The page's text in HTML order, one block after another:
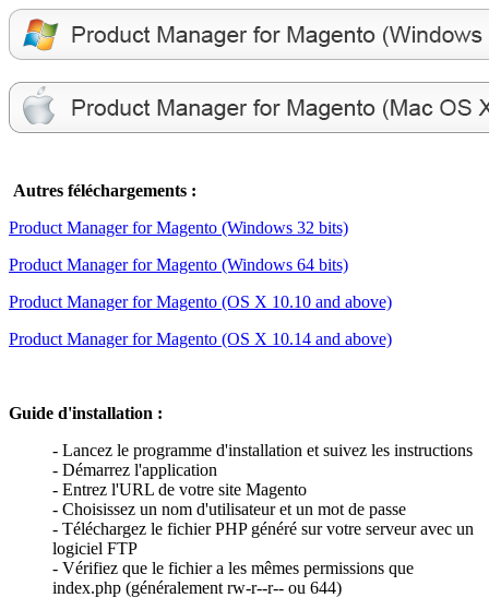
Autres féléchargements :
Product Manager for Magento (Windows 32 bits)
Product Manager for Magento (Windows 64 bits)
Product Manager for Magento (OS X 10.10 and above)
Product Manager for Magento (OS X 10.14 and above)
Guide d'installation :
- Lancez le programme d'installation et suivez les instructions
- Démarrez l'application
- Entrez l'URL de votre site Magento
- Choisissez un nom d'utilisateur et un mot de passe
- Téléchargez le fichier PHP généré sur votre serveur avec un
logiciel FTP
- Vérifiez que le fichier a les mêmes permissions que
index.php (généralement rw-r--r-- ou 644)